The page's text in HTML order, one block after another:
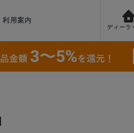
利用案内
ディーラ